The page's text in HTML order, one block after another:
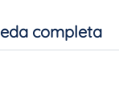
completa